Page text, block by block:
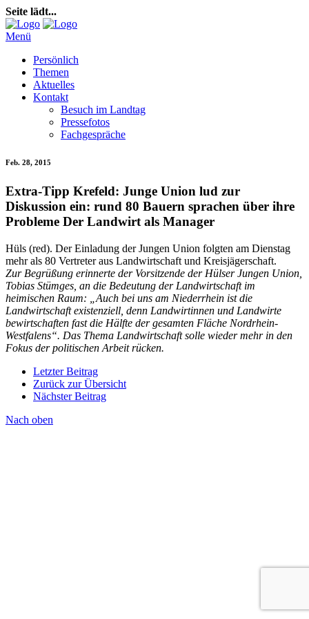
Seite lädt...
Menü
Persönlich
Themen
Aktuelles
Kontakt
Besuch im Landtag
Pressefotos
Fachgespräche
Feb. 28, 2015
Extra-Tipp Krefeld: Junge Union lud zur
Diskussion ein: rund 80 Bauern sprachen über ihre
Probleme Der Landwirt als Manager
Hüls (red). Der Einladung der Jungen Union folgten am Dienstag
mehr als 80 Vertreter aus Landwirtschaft und Kreisjägerschaft.
Zur Begrüßung erinnerte der Vorsitzende der Hülser Jungen Union,
Tobias Stümges, an die Bedeutung der Landwirtschaft im
heimischen Raum: „Auch bei uns am Niederrhein ist die
Landwirtschaft existenziell, denn Landwirtinnen und Landwirte
bewirtschaften fast die Hälfte der gesamten Fläche Nordrhein-
Westfalens“. Das Thema Landwirtschaft solle wieder mehr in den
Fokus der politischen Arbeit rücken.
Letzter Beitrag
Zurück zur Übersicht
Nächster Beitrag
Nach oben